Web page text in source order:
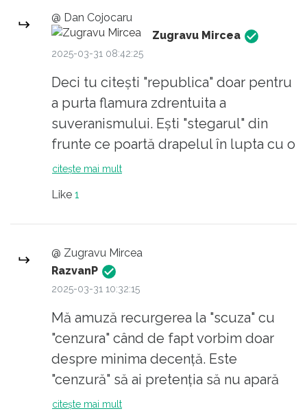
@ Dan Cojocaru
Zugravu Mircea
2025-03-31 08:42:25
Deci tu citești "republica" doar pentru
a purta flamura zdrentuita a
suveranismului. Ești "stegarul" din
frunte ce poartă drapelul în lupta cu o
grămadă de inamici. Fie vorba între noi
stricat care zgârie cu acul sărit. Nu
este temă expusă cu ocazia căreia tu
să nu-ți exprimi "suveranismul" fără
să-ți dai seama că alde tine își atribuie
termenul în mod voit eronat, pentru a
lăsa o impresie falsă celor care habar
nu au ce înseamnă și implica acest
termen. Voi sunteți în realitate niște
anarhiști, în mare parte inconștienți
citește mai mult
Like 1
@ Zugravu Mircea
RazvanP
2025-03-31 10:32:15
Mă amuză recurgerea la "scuza" cu
"cenzura" când de fapt vorbim doar
despre minima decență. Este
"cenzură" să ai pretenția să nu apară
cineva în fundul gol într-o școală?
citește mai mult